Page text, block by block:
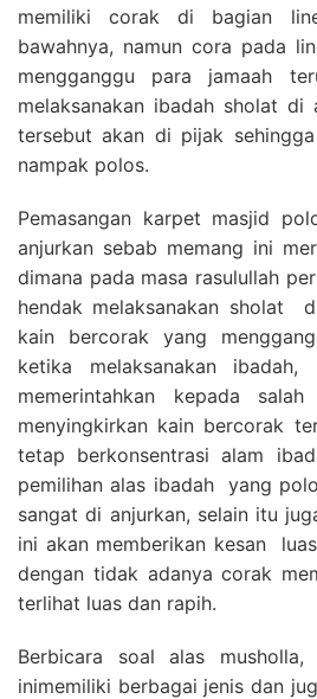
memiliki corak di bagian
bawahnya, namun cora pada
mengganggu para jamaah
melaksanakan ibadah sholat di
tersebut akan di pijak
nampak polos.
Pemasangan karpet masjid
anjurkan sebab memang ini
dimana pada masa rasulullah
hendak melaksanakan sholat
kain bercorak yang
ketika melaksanakan
memerintahkan kepada
menyingkirkan kain bercorak
tetap berkonsentrasi alam
pemilihan alas ibadah yang
sangat di anjurkan, selain itu
ini akan memberikan kesan
dengan tidak adanya corak
terlihat luas dan rapih.
Berbicara soal alas
inimemiliki berbagai jenis dan